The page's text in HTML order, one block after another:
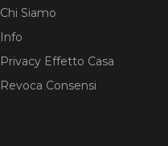
Chi Siamo
Info
Privacy Effetto Casa
Revoca Consensi